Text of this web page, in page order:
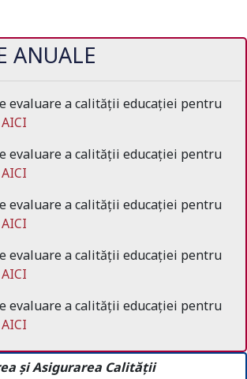
ANUALE
evaluare a calității educației pentru
evaluare a calității educației pentru
evaluare a calității educației pentru
evaluare a calității educației pentru
evaluare a calității educației pentru
şi Asigurarea Calităţii